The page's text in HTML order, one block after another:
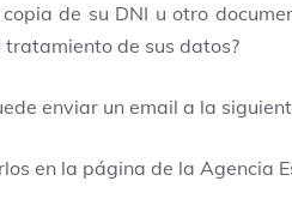
de su DNI u otro
de sus datos?
enviar un email a la
en la página de la